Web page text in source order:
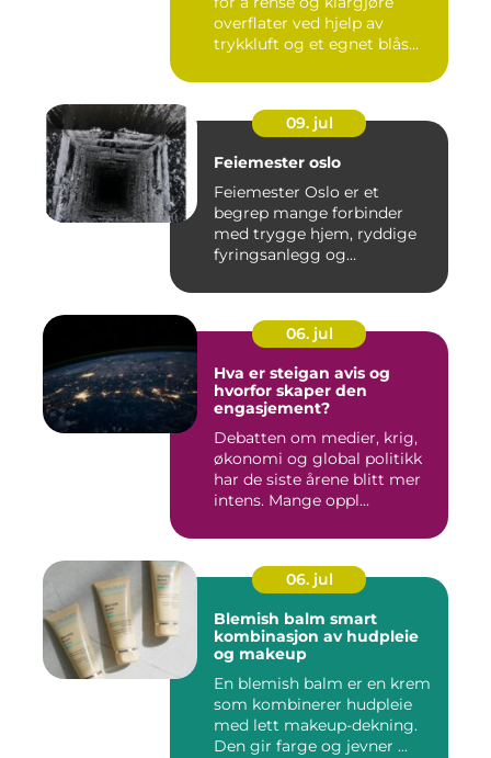
overflater ved hjelp av
trykkluft og et egnet blås...
09. jul
Feiemester oslo
Feiemester Oslo er et
begrep mange forbinder
med trygge hjem, ryddige
fyringsanlegg og
06. jul
Hva er steigan avis og
hvorfor skaper den
engasjement?
Debatten om medier, krig,
økonomi og global politikk
har de siste årene blitt mer
intens. Mange oppl...
06. jul
Blemish balm smart
kombinasjon av hudpleie
og makeup
En blemish balm er en krem
som kombinerer hudpleie
med lett makeup-dekning.
Den gir farge og jevner ...